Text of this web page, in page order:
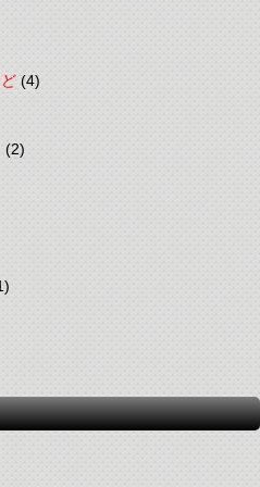
(4)
(2)